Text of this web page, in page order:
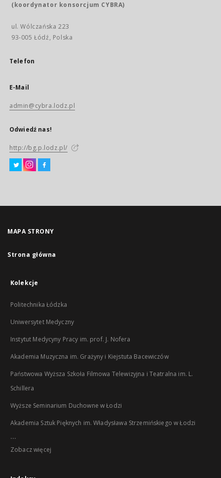
(koordynator konsorcjum CYBRA)
ul. Wólczańska 223
93-005 Łódź, Polska
Telefon
E-Mail
admin@cybra.lodz.pl
Odwiedź nas!
http://bg.p.lodz.pl/
MAPA STRONY
Strona główna
Kolekcje
Politechnika Łódzka
Uniwersytet Medyczny
Instytut Medycyny Pracy im. prof. J. Nofera
Akademia Muzyczna im. Grażyny i Kiejstuta Bacewiczów
Państwowa Wyższa Szkoła Filmowa Telewizyjna i Teatralna im. L.
Schillera
Wyższe Seminarium Duchowne w Łodzi
Akademia Sztuk Pięknych im. Władysława Strzemińskiego w Łodzi
...
Zobacz więcej